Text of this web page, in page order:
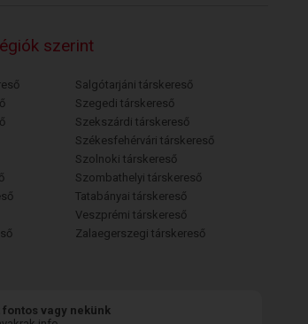
szerint
Salgótarjáni társkereső
Szegedi társkereső
Szekszárdi társkereső
Székesfehérvári társkereső
Szolnoki társkereső
Szombathelyi társkereső
Tatabányai társkereső
Veszprémi társkereső
Zalaegerszegi társkereső
fontos vagy nekünk